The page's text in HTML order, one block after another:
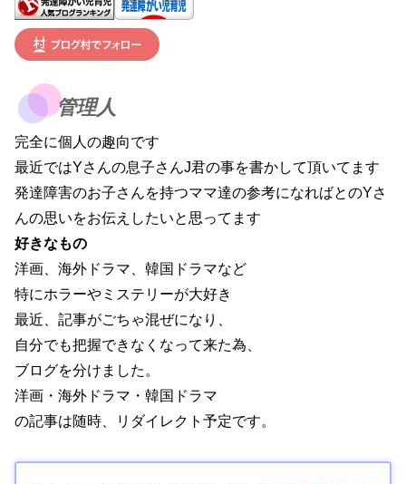
管理人
完全に個人の趣向です
最近ではYさんの息子さんJ君の事を書かして頂いてます
発達障害のお子さんを持つママ達の参考になればとのYさ
んの思いをお伝えしたいと思ってます
好きなもの
洋画、海外ドラマ、韓国ドラマなど
特にホラーやミステリーが大好き
最近、記事がごちゃ混ぜになり、
自分でも把握できなくなって来た為、
ブログを分けました。
洋画・海外ドラマ・韓国ドラマ
の記事は随時、リダイレクト予定です。